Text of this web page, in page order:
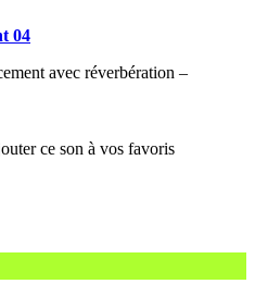
04
avec réverbération –